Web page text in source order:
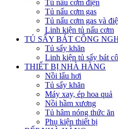
Tủ nấu cơm điện
Tủ nấu cơm gas
Tủ nấu cơm gas và
Linh kiện tủ nấu cơm
TỦ SẤY BÁT CÔNG
Tủ sấy khăn
Linh kiện tủ sấy bát
THIẾT BỊ NHÀ HÀNG
Nồi lẩu hơi
Tủ sấy khăn
Máy xay, ép hoa quả
Nồi hầm xương
Tủ hâm nóng thức ăn
Phụ kiện thiết bị